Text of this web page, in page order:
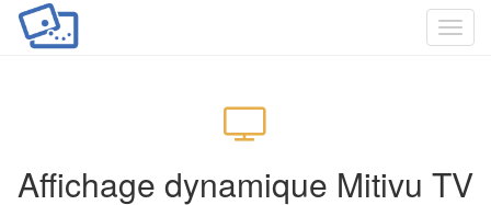
Affichage dynamique Mitivu TV